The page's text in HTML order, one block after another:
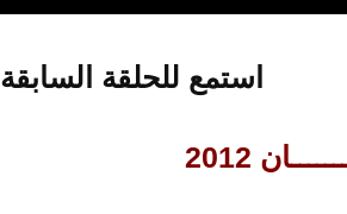
استمع للحلقة السابقة
2012